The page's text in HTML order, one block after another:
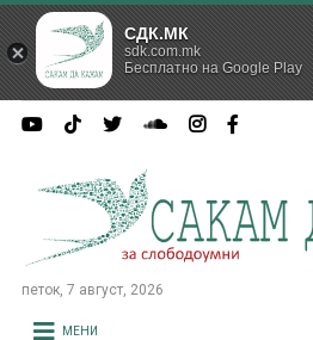
петок, 7 август, 2026
МЕНИ
СДК.МК
sdk.com.mk
Бесплатно на Google Play